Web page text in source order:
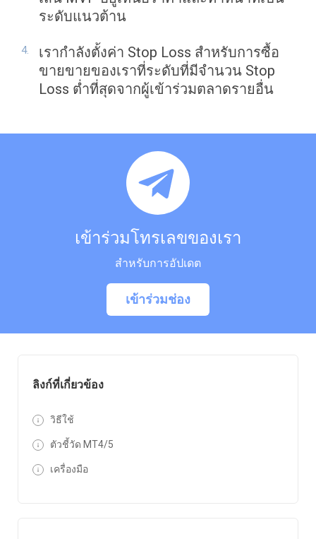
ลิงก์ที่เกี่ยวข้อง
วิธีใช้
ตัวชี้วัด MT4/5
เครื่องมือ
ระดับแนวต้าน
เรากำลังตั้งค่า Stop Loss สำหรับการซื้อ
ขายขายของเราที่ระดับที่มีจำนวน Stop
Loss ต่ำที่สุดจากผู้เข้าร่วมตลาดรายอื่น
เข้าร่วมโทรเลขของเรา
สำหรับการอัปเดต
เข้าร่วมช่อง